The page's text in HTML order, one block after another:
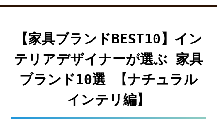
【家具ブランドBEST10】イン
テリアデザイナーが選ぶ 家具
ブランド10選 【ナチュラル
インテリ編】